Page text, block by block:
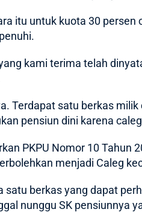
itu untuk kuota 30 persen
kami terima telah
Terdapat satu berkas
pensiun dini karena
PKPU Nomor 10 Tahun
menjadi Caleg
satu berkas yang dapat
nunggu SK pensiunnya